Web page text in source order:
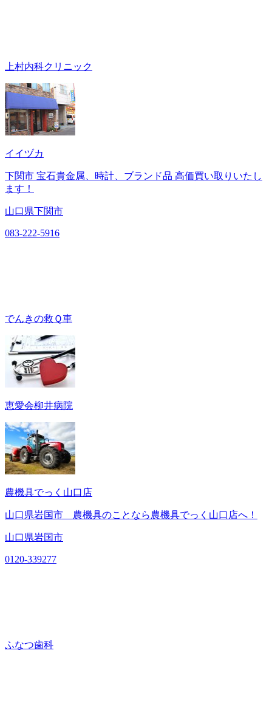
上村内科クリニック
イイヅカ
下関市 宝石貴金属、時計、ブランド品 高価買い取りいたし
ます！
山口県下関市
083-222-5916
でんきの救Ｑ車
恵愛会柳井病院
農機具でっく山口店
山口県岩国市 農機具のことなら農機具でっく山口店へ！
山口県岩国市
0120-339277
ふなつ歯科